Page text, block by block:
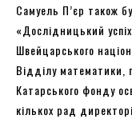
Самуель П’єр також
«Дослідницький
Швейцарського
Відділу математики,
Катарського фонду
кількох рад